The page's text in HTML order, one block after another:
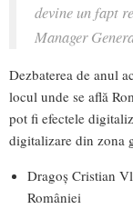
devine un fapt
Manager
Dezbaterea de anul
locul unde se află
pot fi efectele
digitalizare din zona
Dragoș Cristian
României